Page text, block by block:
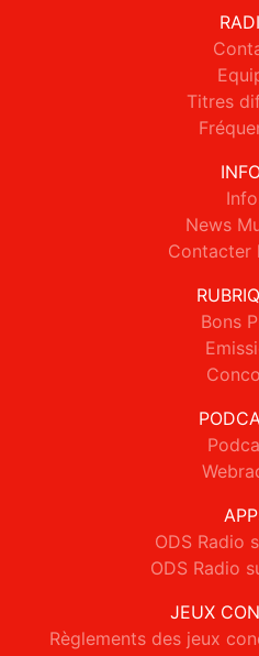
Titres
News
Contacter
Bons
ODS Radio
ODS Radio
JEUX
Règlements des jeux